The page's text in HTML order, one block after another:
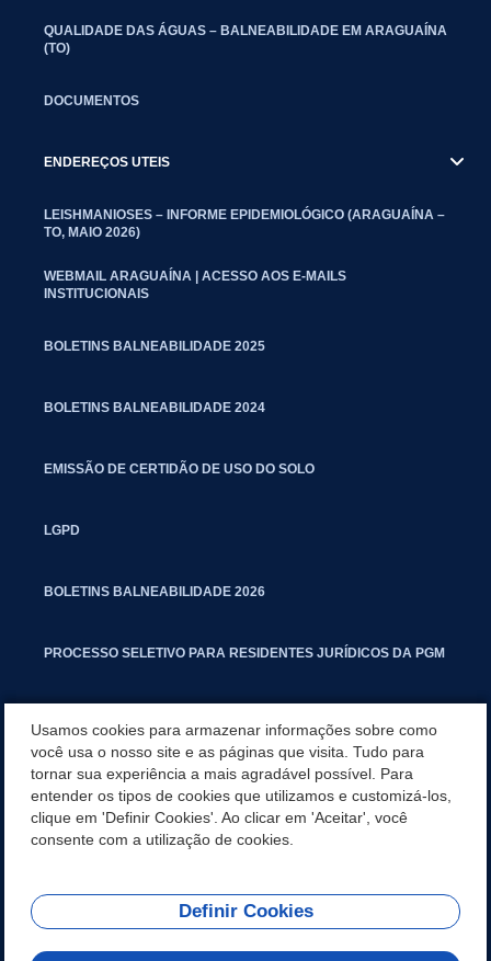
QUALIDADE DAS ÁGUAS – BALNEABILIDADE EM ARAGUAÍNA
(TO)
DOCUMENTOS
ENDEREÇOS UTEIS
LEISHMANIOSES – INFORME EPIDEMIOLÓGICO (ARAGUAÍNA –
TO, MAIO 2026)
WEBMAIL ARAGUAÍNA | ACESSO AOS E-MAILS
INSTITUCIONAIS
BOLETINS BALNEABILIDADE 2025
BOLETINS BALNEABILIDADE 2024
EMISSÃO DE CERTIDÃO DE USO DO SOLO
LGPD
BOLETINS BALNEABILIDADE 2026
PROCESSO SELETIVO PARA RESIDENTES JURÍDICOS DA PGM
MANUAL DE PROCEDIMENTOS IMOBILIÁRIOS SEINFRA
TURMINHA DO LAGO
REDES SOCIAIS
Usamos cookies para armazenar informações sobre como
você usa o nosso site e as páginas que visita. Tudo para
tornar sua experiência a mais agradável possível. Para
entender os tipos de cookies que utilizamos e customizá-los,
clique em 'Definir Cookies'. Ao clicar em 'Aceitar', você
consente com a utilização de cookies.
Definir Cookies